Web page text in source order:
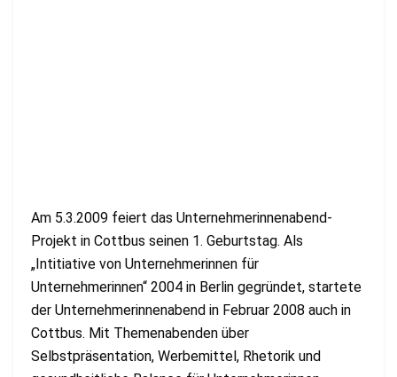
Am 5.3.2009 feiert das Unternehmerinnenabend-
Projekt in Cottbus seinen 1. Geburtstag. Als
„Intitiative von Unternehmerinnen für
Unternehmerinnen“ 2004 in Berlin gegründet, startete
der Unternehmerinnenabend in Februar 2008 auch in
Cottbus. Mit Themenabenden über
Selbstpräsentation, Werbemittel, Rhetorik und